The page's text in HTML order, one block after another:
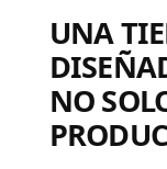
UNA
NO